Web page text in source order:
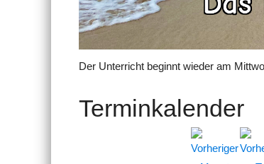
Der Unterricht beginnt wieder am
Terminkalender